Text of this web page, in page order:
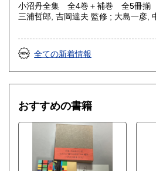
小沼丹全集 全4巻＋補巻 全5冊揃 （小沼丹 著 ; 庄野潤三,
三浦哲郎, 吉岡達夫 監修 ; 大島一彦,
全ての新着情報
おすすめの書籍